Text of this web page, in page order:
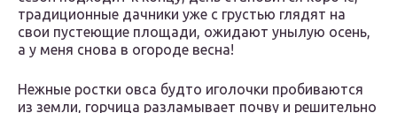
традиционные дачники уже с грустью глядят на
свои пустеющие площади, ожидают унылую осень,
а у меня снова в огороде весна!
Нежные ростки овса будто иголочки пробиваются
из земли, горчица разламывает почву и решительно